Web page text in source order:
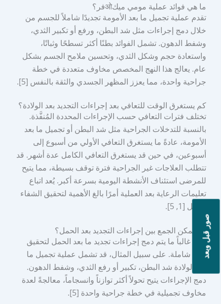
ما هي فوائد عملية مومي ميكओفر؟
تقدم عملية تجميل ما بعد الأمومة تجديدًا شاملاً للجسم من
خلال دمج إجراءات مثل شد البطن، ورفع أو تكبير الثدي،
وشفط الدهون. تشمل الفوائد بطنًا أكثر تسطحًا وثباتًا،
واستعادة حجم وشكل الثدي، وتحسين ملامح الجسم بشكل
عام. يعالج هذا النهج المخصص مخاوف متعددة في خطة
جراحية واحدة، مما يعزز المظهر الجسدي والثقة بالنفس [5].
كم يستغرق الوقت للتعافي بعد إجراءات التجديد بعد الولادة؟
تختلف فترات التعافي حسب الإجراءات المحددة المُنفَّذة.
بالنسبة للتدخلات الجراحية مثل شد البطن أو تجميل ما بعد
الأمومة، عادةً ما يستغرق التعافي الأولي من أسبوع إلى
أسبوعين، في حين قد يستغرق التعافي الكامل عدة أشهر. قد
تتطلب العلاجات غير الجراحية فترة توقف بسيطة، مما يتيح
للمرضى استئناف الأنشطة اليومية بسرعة أكبر. يُعد اتباع
تعليمات الرعاية بعد العملية أمرًا بالغ الأهمية لتحقيق الشفاء
الأمثل [1, 5].
هل يمكن الجمع بين إجراءات التجديد بعد الحمل؟
نعم، غالباً ما يتم دمج إجراءات تجديد ما بعد الحمل لتحقيق
نتائج شاملة. على سبيل المثال، قد تشمل عملية تجميل ما
بعد الولادة شد البطن، تكبير أو رفع الثدي، وشفط الدهون.
دمج الإجراءات يتيح تحولاً أكثر توازناً وانسجاماً، معالجةً لعدة
مخاوف تجميلية في خطة جراحية واحدة [5].
صور قبل وبعد